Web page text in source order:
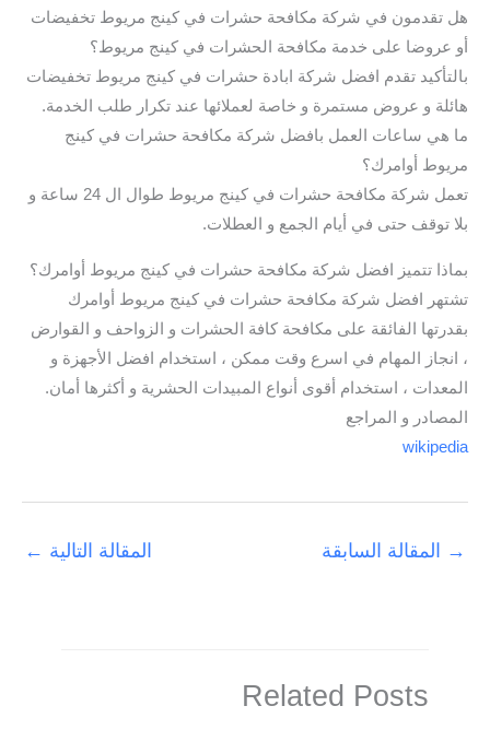
هل تقدمون في شركة مكافحة حشرات في كينج مريوط تخفيضات
أو عروضا على خدمة مكافحة الحشرات في كينج مريوط؟
بالتأكيد تقدم افضل شركة ابادة حشرات في كينج مريوط تخفيضات
هائلة و عروض مستمرة و خاصة لعملائها عند تكرار طلب الخدمة.
ما هي ساعات العمل بافضل شركة مكافحة حشرات في كينج
مريوط أوامرك؟
تعمل شركة مكافحة حشرات في كينج مريوط طوال ال 24 ساعة و
بلا توقف حتى في أيام الجمع و العطلات.
بماذا تتميز افضل شركة مكافحة حشرات في كينج مريوط أوامرك؟
تشتهر افضل شركة مكافحة حشرات في كينج مريوط أوامرك
بقدرتها الفائقة على مكافحة كافة الحشرات و الزواحف و القوارض
، انجاز المهام في اسرع وقت ممكن ، استخدام افضل الأجهزة و
المعدات ، استخدام أقوى أنواع المبيدات الحشرية و أكثرها أمان.
المصادر و المراجع
wikipedia
→ المقالة السابقة المقالة التالية ←
Related Posts